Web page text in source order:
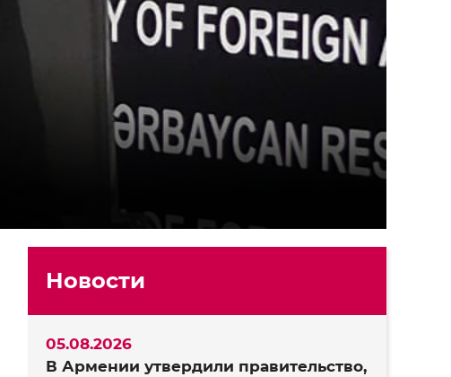
Новости
В Армении утвердили правительство,
05.08.2026